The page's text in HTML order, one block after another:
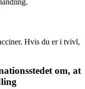
Hvis du er i tvivl,
om, at